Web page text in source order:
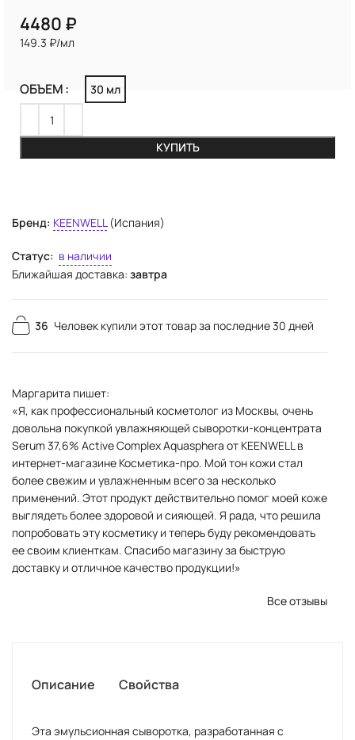
Бренд: KEENWELL(Испания)
Статус: в наличии
Ближайшая доставка: завтра
36 Человек купили этот товар за последние 30 дней
Маргарита пишет:
«Я, как профессиональный косметолог из Москвы, очень
довольна покупкой увлажняющей сыворотки-концентрата
Serum 37,6% Active Complex Aquasphera от KEENWELL в
интернет-магазине Косметика-про. Мой тон кожи стал
более свежим и увлажненным всего за несколько
применений. Этот продукт действительно помог моей коже
выглядеть более здоровой и сияющей. Я рада, что решила
попробовать эту косметику и теперь буду рекомендовать
ее своим клиенткам. Спасибо магазину за быструю
доставку и отличное качество продукции!»
Все отзывы
₽
149.3 ₽/мл
ОБЪЕМ 30 мл
КУПИТЬ
Описание Свойства
Эта эмульсионная сыворотка, разработанная с